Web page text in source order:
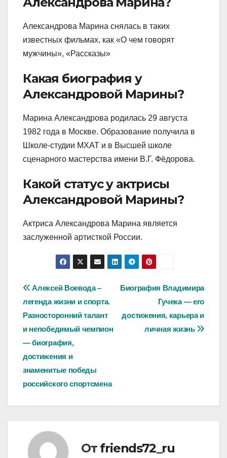
Александрова Марина снялась в таких
известных фильмах, как «О чем говорят
мужчины», «Рассказы»
Какая биография у
Александровой Марины?
Марина Александрова родилась 29 августа
1982 года в Москве. Образование получила в
Школе-студии МХАТ и в Высшей школе
сценарного мастерства имени В.Г. Фёдорова.
Какой статус у актрисы
Александровой Марины?
Актриса Александрова Марина является
заслуженной артисткой России.
Навигация
по
записям
Биография Владимира
Гучека — его
достижения, карьера и
личная жизнь
Алексей Воевода –
легенда жизни и спорта.
Разносторонний талант
и непобедимый чемпион
— биография,
достижения и
знаменитые победы
российского спортсмена
От friends72_ru